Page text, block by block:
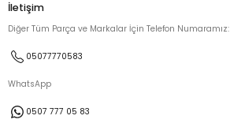
İletişim
Diğer Tüm Parça ve Markalar İçin Telefon Numaramız:
05077770583
WhatsApp
0507 777 05 83